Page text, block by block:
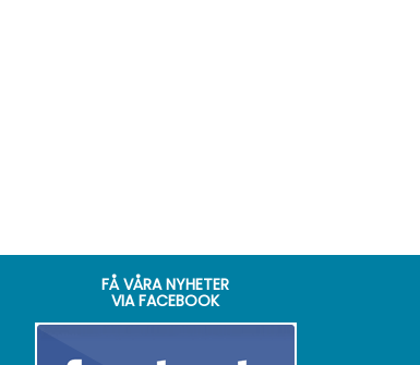
FÅ VÅRA NYHETER
VIA FACEBOOK